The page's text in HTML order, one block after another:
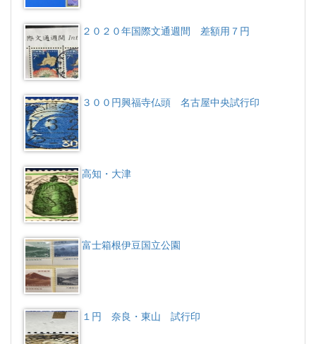
２０２０年国際文通週間 差額用７円
３００円興福寺仏頭 名古屋中央試行印
高知・大津
富士箱根伊豆国立公園
１円 奈良・東山 試行印